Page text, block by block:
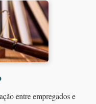
entre empregados e